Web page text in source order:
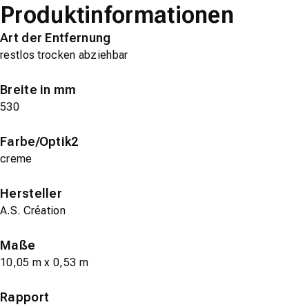
Produktinformationen
Art der Entfernung
restlos trocken abziehbar
Breite in mm
530
Farbe/Optik2
creme
Hersteller
A.S. Création
Maße
10,05 m x 0,53 m
Rapport